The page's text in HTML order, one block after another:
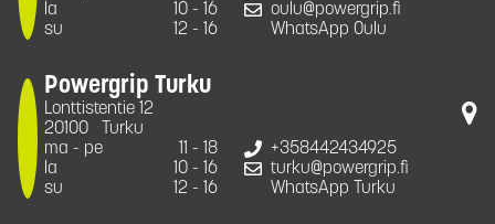
la
10 - 16
su
12 - 16
oulu@powergrip.fi
WhatsApp Oulu
Powergrip Turku
Lonttistentie 12
20100
Turku
ma - pe
11 - 18
la
10 - 16
su
12 - 16
+358442434925
turku@powergrip.fi
WhatsApp Turku